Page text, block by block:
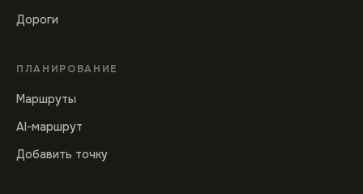
Дороги
ПЛАНИРОВАНИЕ
Маршруты
AI-маршрут
Добавить точку